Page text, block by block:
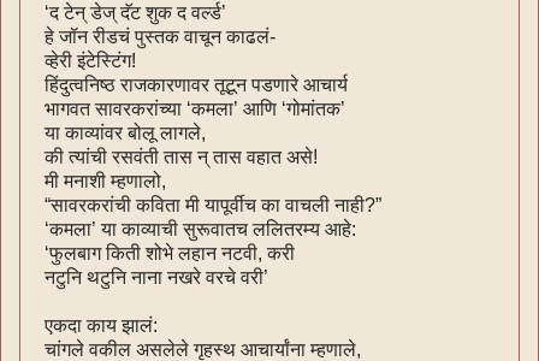
‘द टेन् डेज् दॅट शुक द वर्ल्ड’
हे जॉन रीडचं पुस्तक वाचून काढलं-
व्हेरी इंटेस्टिंग!
हिंदुत्वनिष्ठ राजकारणावर तूटून पडणारे आचार्य
भागवत सावरकरांच्या ‘कमला’ आणि ‘गोमांतक’
या काव्यांवर बोलू लागले,
की त्यांची रसवंती तास न् तास वहात असे!
मी मनाशी म्हणालो,
“सावरकरांची कविता मी यापूर्वीच का वाचली नाही?”
‘कमला’ या काव्याची सुरूवातच ललितरम्य आहे:
‘फुलबाग किती शोभे लहान नटवी, करी
नटुनि थटुनि नाना नखरे वरचे वरी’
एकदा काय झालं:
चांगले वकील असलेले गृहस्थ आचार्यांना म्हणाले,